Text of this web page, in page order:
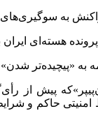
به سوگیری‌های
هسته‌ای
«پیچیده‌تر شدن»
پیش از
امنیتی حاکم و